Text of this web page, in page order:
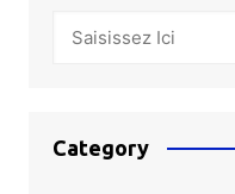
Category